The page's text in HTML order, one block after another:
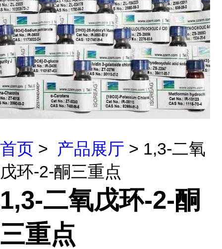
首页 > 产品展厅 > 1,3-二氧
戊环-2-酮三重点
1,3-二氧戊环-2-酮
三重点